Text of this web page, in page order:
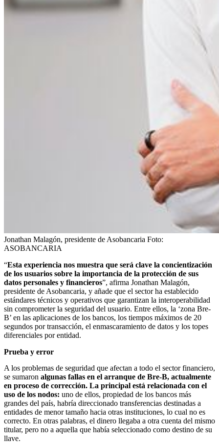
Jonathan Malagón, presidente de Asobancaria Foto:
ASOBANCARIA
“Esta experiencia nos muestra que será clave la concientización
de los usuarios sobre la importancia de la protección de sus
datos personales y financieros”, afirma Jonathan Malagón,
presidente de Asobancaria, y añade que el sector ha establecido
estándares técnicos y operativos que garantizan la interoperabilidad
sin comprometer la seguridad del usuario. Entre ellos, la ‘zona Bre-
B’ en las aplicaciones de los bancos, los tiempos máximos de 20
segundos por transacción, el enmascaramiento de datos y los topes
diferenciales por entidad.
Prueba y error
A los problemas de seguridad que afectan a todo el sector financiero,
se sumaron algunas fallas en el arranque de Bre-B, actualmente
en proceso de corrección. La principal está relacionada con el
uso de los nodos: uno de ellos, propiedad de los bancos más
grandes del país, habría direccionado transferencias destinadas a
entidades de menor tamaño hacia otras instituciones, lo cual no es
correcto. En otras palabras, el dinero llegaba a otra cuenta del mismo
titular, pero no a aquella que había seleccionado como destino de su
llave.